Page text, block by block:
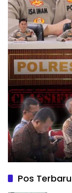
Pos Terbaru